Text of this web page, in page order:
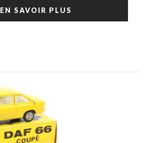
EN SAVOIR PLUS